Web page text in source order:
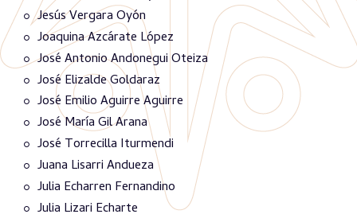
Jesús Vergara Oyón
Joaquina Azcárate López
José Antonio Andonegui Oteiza
José Elizalde Goldaraz
José Emilio Aguirre Aguirre
José María Gil Arana
José Torrecilla Iturmendi
Juana Lisarri Andueza
Julia Echarren Fernandino
Julia Lizari Echarte